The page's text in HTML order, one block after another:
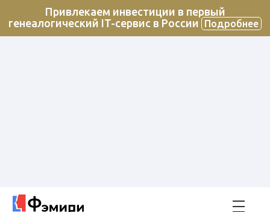
Привлекаем инвестиции в первый
генеалогический IT-сервис в России
Подробнее